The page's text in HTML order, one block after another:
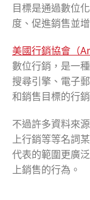
目標是通過數位
度、促進銷售並
美國行銷協會（
數位行銷，是一
搜尋引擎、電子
和銷售目標的行
不過許多資料來
上行銷等等名詞
代表的範圍更廣
上銷售的行為。